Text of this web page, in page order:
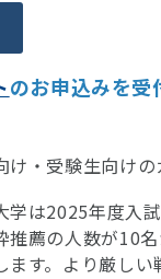
のお申込みを受
け・受験生向け
学は2025年度入
推薦の人数が10
ます。より厳しい